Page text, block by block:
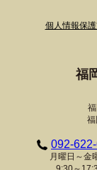
個人情報保
福
092-
月曜日～金